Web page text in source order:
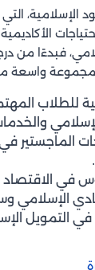
فبدءًا من
بمجموعة
للطلاب
في
الإسلامي
في التمويل